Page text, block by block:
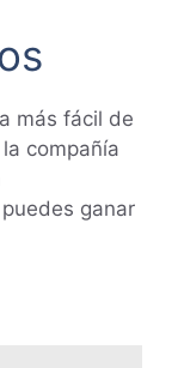
más fácil de
compañía
ganar